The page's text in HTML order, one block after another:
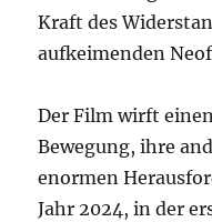
Kraft des
aufkeimenden
Der Film wirft
Bewegung, ihre
enormen
Jahr 2024, in der